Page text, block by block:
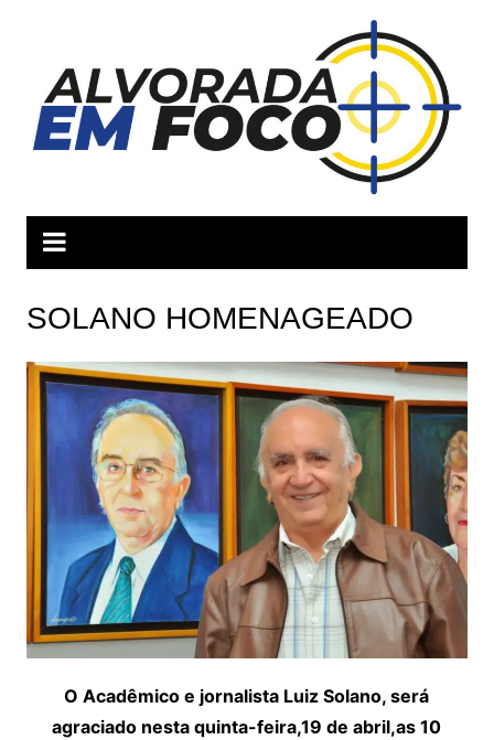
conteúdo
SOLANO HOMENAGEADO
O Acadêmico e jornalista Luiz Solano, será
agraciado nesta quinta-feira,19 de abril,as 10